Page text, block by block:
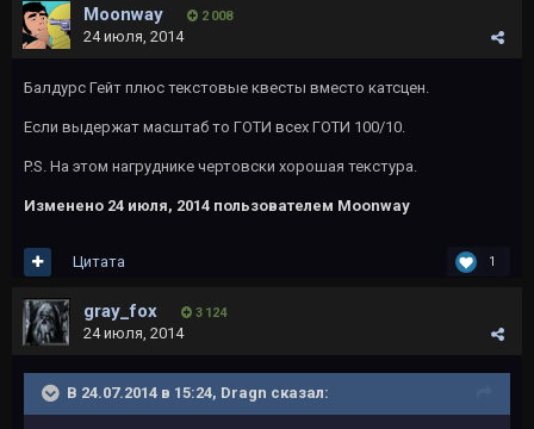
Moonway 2 008
24 июля, 2014
Балдурс Гейт плюс текстовые квесты вместо катсцен.
Если выдержат масштаб то ГОТИ всех ГОТИ 100/10.
P.S. На этом нагруднике чертовски хорошая текстура.
Изменено 24 июля, 2014 пользователем Moonway
1
Цитата
gray_fox 3 124
24 июля, 2014
В 24.07.2014 в 15:24, Dragn сказал: